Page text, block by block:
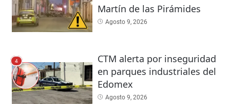
Martín de las Pirámides
Agosto 9, 2026
4
CTM alerta por inseguridad
en parques industriales del
Edomex
Agosto 9, 2026